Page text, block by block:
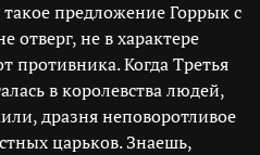
предложение Горрык с
отверг, не в характере
противника. Когда Третья
в королевства людей,
дразня неповоротливое
царьков. Знаешь,